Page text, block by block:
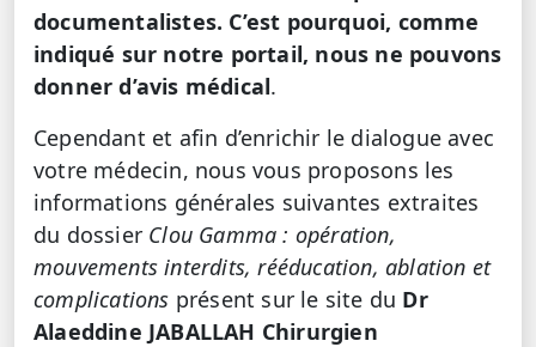
documentalistes. C’est pourquoi, comme
indiqué sur notre portail, nous ne pouvons
donner d’avis médical.
Cependant et afin d’enrichir le dialogue avec
votre médecin, nous vous proposons les
informations générales suivantes extraites
du dossier Clou Gamma : opération,
mouvements interdits, rééducation, ablation et
complications présent sur le site du Dr
Alaeddine JABALLAH Chirurgien